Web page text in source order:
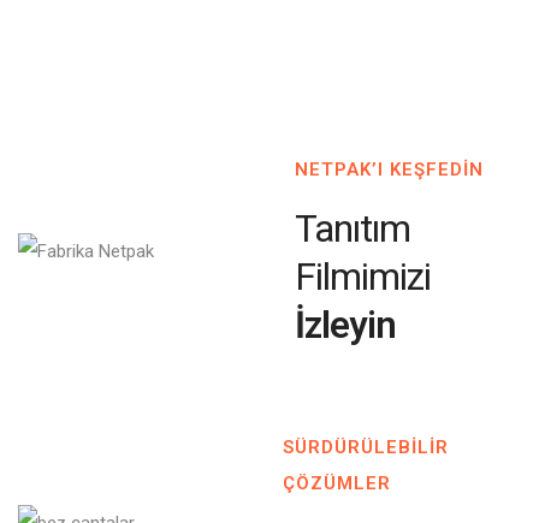
NETPAK’I KEŞFEDİN
Tanıtım
Filmimizi
İzleyin
SÜRDÜRÜLEBİLİR
ÇÖZÜMLER